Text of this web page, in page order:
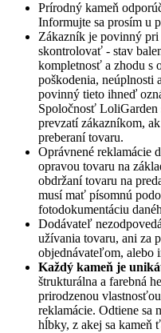
Prírodný kameň
Informujte sa prosím u
Zákazník je povinný pri
skontrolovať - stav
kompletnosť a zhodu s
poškodenia, neúplnosti
povinný tieto ihneď
Spoločnosť LoliGarden
prevzatí zákazníkom,
preberaní tovaru.
Oprávnené reklamácie
opravou tovaru na
obdržaní tovaru na
musí mať písomnú
fotodokumentáciu
Dodávateľ
užívania tovaru, ani za
objednávateľom, alebo
Každý kameň je
štrukturálna a farebná
prirodzenou
reklamácie. Odtiene sa
hĺbky, z akej sa kameň